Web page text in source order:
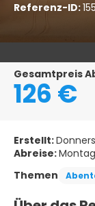
Referenz-ID:
Gesamtpreis
126 €
Erstellt:
Abreise:
Themen